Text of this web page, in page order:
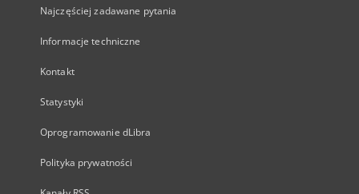
Najczęściej zadawane pytania
Informacje techniczne
Kontakt
Statystyki
Oprogramowanie dLibra
Polityka prywatności